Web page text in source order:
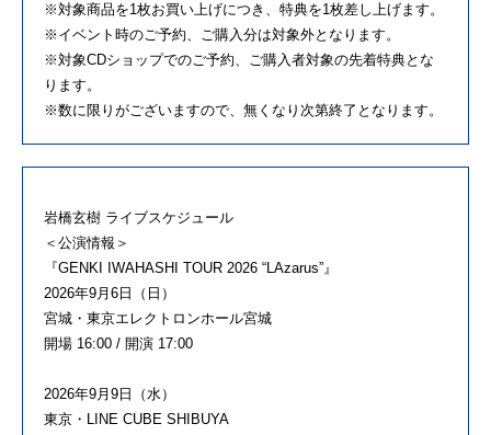
※対象商品を1枚お買い上げにつき、特典を1枚差し上げます。
※イベント時のご予約、ご購入分は対象外となります。
※対象CDショップでのご予約、ご購入者対象の先着特典とな
ります。
※数に限りがございますので、無くなり次第終了となります。
岩橋玄樹 ライブスケジュール
＜公演情報＞
『GENKI IWAHASHI TOUR 2026 “LAzarus”』
2026年9月6日（日）
宮城・東京エレクトロンホール宮城
開場 16:00 / 開演 17:00
2026年9月9日（水）
東京・LINE CUBE SHIBUYA